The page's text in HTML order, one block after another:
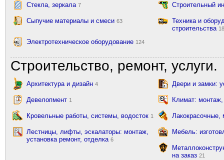
Стекла, зеркала 7 Строительный
Сыпучие материалы и смеси 63
Техника и
строительства
Электротехническое оборудование 124
Строительство, ремонт, услуги.
Архитектура и дизайн 4 Двери и замки:
Девелопмент 1 Климат:
Кровельные работы, системы, водосток 1
Лестницы, лифты, эскалаторы: монтаж,
установка ремонт, отделка 6
Мебель:
на заказ 21